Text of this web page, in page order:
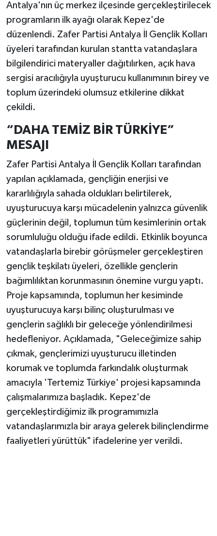
Antalya'nın üç merkez ilçesinde gerçekleştirilecek
programların ilk ayağı olarak Kepez'de
düzenlendi. Zafer Partisi Antalya İl Gençlik Kolları
üyeleri tarafından kurulan stantta vatandaşlara
bilgilendirici materyaller dağıtılırken, açık hava
sergisi aracılığıyla uyuşturucu kullanımının birey ve
toplum üzerindeki olumsuz etkilerine dikkat
çekildi.
“DAHA TEMİZ BİR TÜRKİYE”
MESAJI
Zafer Partisi Antalya İl Gençlik Kolları tarafından
yapılan açıklamada, gençliğin enerjisi ve
kararlılığıyla sahada oldukları belirtilerek,
uyuşturucuya karşı mücadelenin yalnızca güvenlik
güçlerinin değil, toplumun tüm kesimlerinin ortak
sorumluluğu olduğu ifade edildi. Etkinlik boyunca
vatandaşlarla birebir görüşmeler gerçekleştiren
gençlik teşkilatı üyeleri, özellikle gençlerin
bağımlılıktan korunmasının önemine vurgu yaptı.
Proje kapsamında, toplumun her kesiminde
uyuşturucuya karşı bilinç oluşturulması ve
gençlerin sağlıklı bir geleceğe yönlendirilmesi
hedefleniyor. Açıklamada, "Geleceğimize sahip
çıkmak, gençlerimizi uyuşturucu illetinden
korumak ve toplumda farkındalık oluşturmak
amacıyla 'Tertemiz Türkiye' projesi kapsamında
çalışmalarımıza başladık. Kepez'de
gerçekleştirdiğimiz ilk programımızla
vatandaşlarımızla bir araya gelerek bilinçlendirme
faaliyetleri yürüttük" ifadelerine yer verildi.